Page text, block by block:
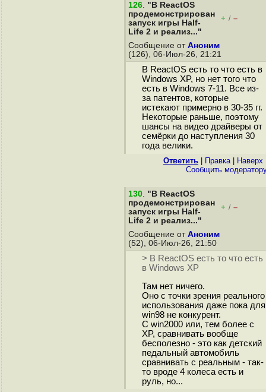
126. "В ReactOS
продемонстрирован
запуск игры Half-
Life 2 и реализ..."
+ / –
Сообщение от Аноним
(126), 06-Июл-26, 21:21
В ReactOS есть то что есть в
Windows XP, но нет того что
есть в Windows 7-11. Все из-
за патентов, которые
истекают примерно в 30-35 гг.
Некоторые раньше, поэтому
шансы на видео драйверы от
семёрки до наступления 30
года велики.
Ответить Правка| Наверх
Cообщить
130. "В ReactOS
продемонстрирован
запуск игры Half-
Life 2 и реализ..."
+ / –
Сообщение от Аноним
(52), 06-Июл-26, 21:50
> В ReactOS есть то что есть
в Windows XP
Там нет ничего.
Оно с точки зрения реального
использования даже пока для
win98 не конкурент.
С win2000 или, тем более с
XP, сравнивать вообще
бесполезно - это как детский
педальный автомобиль
сравнивать с реальным - так-
то вроде 4 колеса есть и
руль, но...